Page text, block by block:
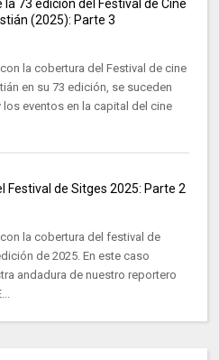
73 edición del Festival de Cine
(2025): Parte 3
la cobertura del Festival de cine
en su 73 edición, se suceden
los eventos en la capital del cine
Festival de Sitges 2025: Parte 2
la cobertura del festival de
de 2025. En este caso
andadura de nuestro reportero